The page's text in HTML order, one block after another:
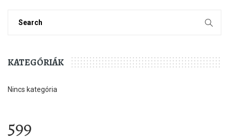
KATEGÓRIÁK
Nincs kategória
599